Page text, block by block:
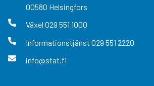
00580 Helsingfors
Växel 029 551 1000
Informationstjänst 029 551 2220
info@stat.fi